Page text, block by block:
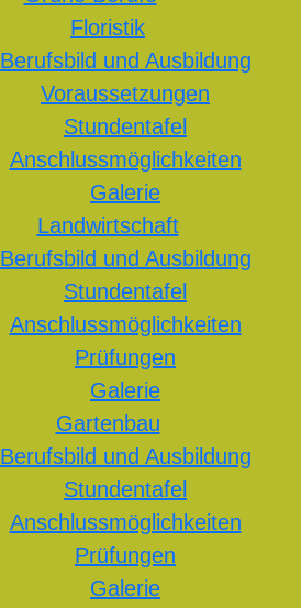
Floristik
Berufsbild und Ausbildung
Voraussetzungen
Stundentafel
Anschlussmöglichkeiten
Galerie
Landwirtschaft
Berufsbild und Ausbildung
Stundentafel
Anschlussmöglichkeiten
Prüfungen
Galerie
Gartenbau
Berufsbild und Ausbildung
Stundentafel
Anschlussmöglichkeiten
Prüfungen
Galerie